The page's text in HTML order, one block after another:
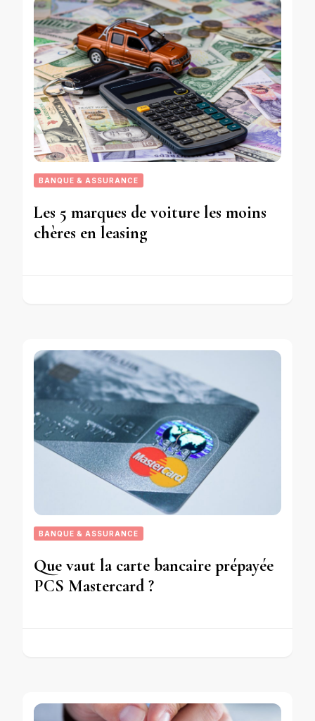
BANQUE & ASSURANCE
Les 5 marques de voiture les moins
chères en leasing
BANQUE & ASSURANCE
Que vaut la carte bancaire prépayée
PCS Mastercard ?